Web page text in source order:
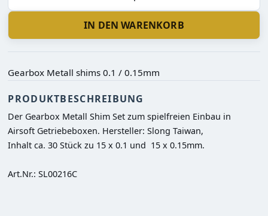
IN DEN WARENKORB
Gearbox Metall shims 0.1 / 0.15mm
PRODUKTBESCHREIBUNG
Der Gearbox Metall Shim Set zum spielfreien Einbau in
Airsoft Getriebeboxen. Hersteller: Slong Taiwan,
Inhalt ca. 30 Stück zu 15 x 0.1 und  15 x 0.15mm.
Art.Nr.: SL00216C